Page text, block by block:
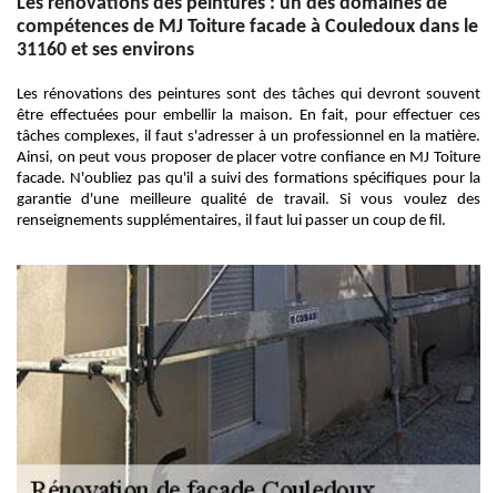
compétences de MJ Toiture facade à Couledoux dans le
31160 et ses environs
Les rénovations des peintures sont des tâches qui devront souvent
être effectuées pour embellir la maison. En fait, pour effectuer ces
tâches complexes, il faut s'adresser à un professionnel en la matière.
Ainsi, on peut vous proposer de placer votre confiance en MJ Toiture
facade. N'oubliez pas qu'il a suivi des formations spécifiques pour la
garantie d'une meilleure qualité de travail. Si vous voulez des
renseignements supplémentaires, il faut lui passer un coup de fil.